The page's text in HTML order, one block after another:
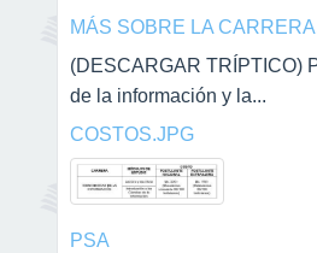
MÁS SOBRE LA
(DESCARGAR TRÍPTICO)
de la información y la...
COSTOS.JPG
PSA